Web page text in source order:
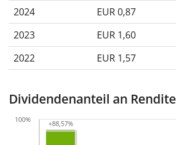
2024
EUR 0,87
2023
EUR 1,60
2022
EUR 1,57
Dividendenanteil an Rendite
+88,57%
+88,57%
100%